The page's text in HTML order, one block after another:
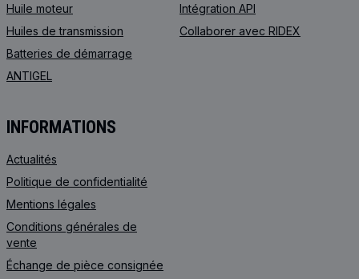
Huile moteur
Huiles de transmission
Batteries de démarrage
ANTIGEL
Intégration API
Collaborer avec RIDEX
INFORMATIONS
Actualités
Politique de confidentialité
Mentions légales
Conditions générales de
vente
Échange de pièce consignée